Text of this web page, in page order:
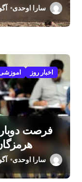
سارا اوحدی
اخبار روز
فرصت
سارا اوحدی